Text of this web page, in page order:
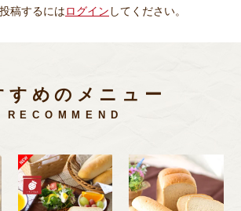
稿するにはログイン してください。
すめのメニュー
RECOMMEND